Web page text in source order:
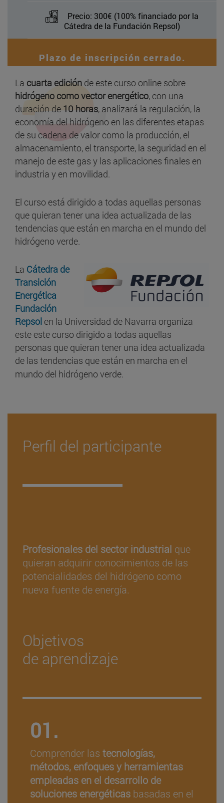
Precio: 300€ (100% financiado por la
Cátedra de la Fundación Repsol)
Plazo de inscripción cerrado.
La cuarta edición de este curso online sobre
hidrógeno como vector energético, con una
duración de 10 horas, analizará la regulación, la
economía del hidrógeno en las diferentes etapas
de su cadena de valor como la producción, el
almacenamiento, el transporte, la seguridad en el
manejo de este gas y las aplicaciones finales en
industria y en movilidad.
El curso está dirigido a todas aquellas personas
que quieran tener una idea actualizada de las
tendencias que están en marcha en el mundo del
hidrógeno verde.
La Cátedra de
Transición
Energética
Fundación
Repsol en la Universidad de Navarra organiza
este este curso dirigido a todas aquellas
personas que quieran tener una idea actualizada
de las tendencias que están en marcha en el
mundo del hidrógeno verde.
Perfil del participante
Profesionales del sector industrial que
quieran adquirir conocimientos de las
potencialidades del hidrógeno como
nueva fuente de energía.
Objetivos
de aprendizaje
01.
Comprender las tecnologías,
métodos, enfoques y herramientas
empleadas en el desarrollo de
soluciones energéticas basadas en el